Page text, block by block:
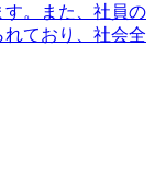
。また、社員の
ており、社会全